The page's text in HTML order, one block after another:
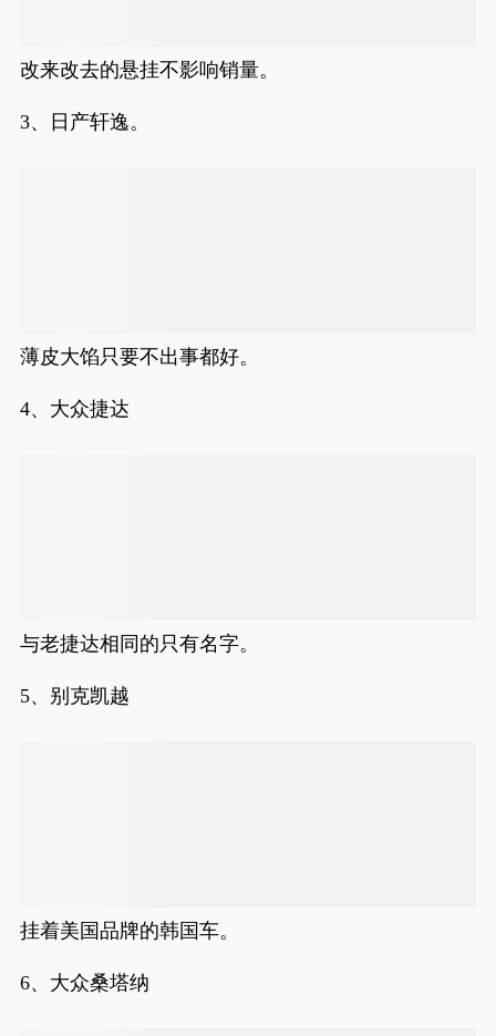
改来改去的悬挂不影响销量。
3、日产轩逸。
薄皮大馅只要不出事都好。
4、大众捷达
与老捷达相同的只有名字。
5、别克凯越
挂着美国品牌的韩国车。
6、大众桑塔纳